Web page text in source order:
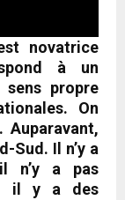
novatrice
à un
sens propre
On
Auparavant,
Sud. Il n’y a
n’y a pas
il y a des